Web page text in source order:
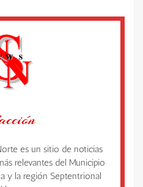
es un sitio de noticias
relevantes del Municipio
y la región Septentrional